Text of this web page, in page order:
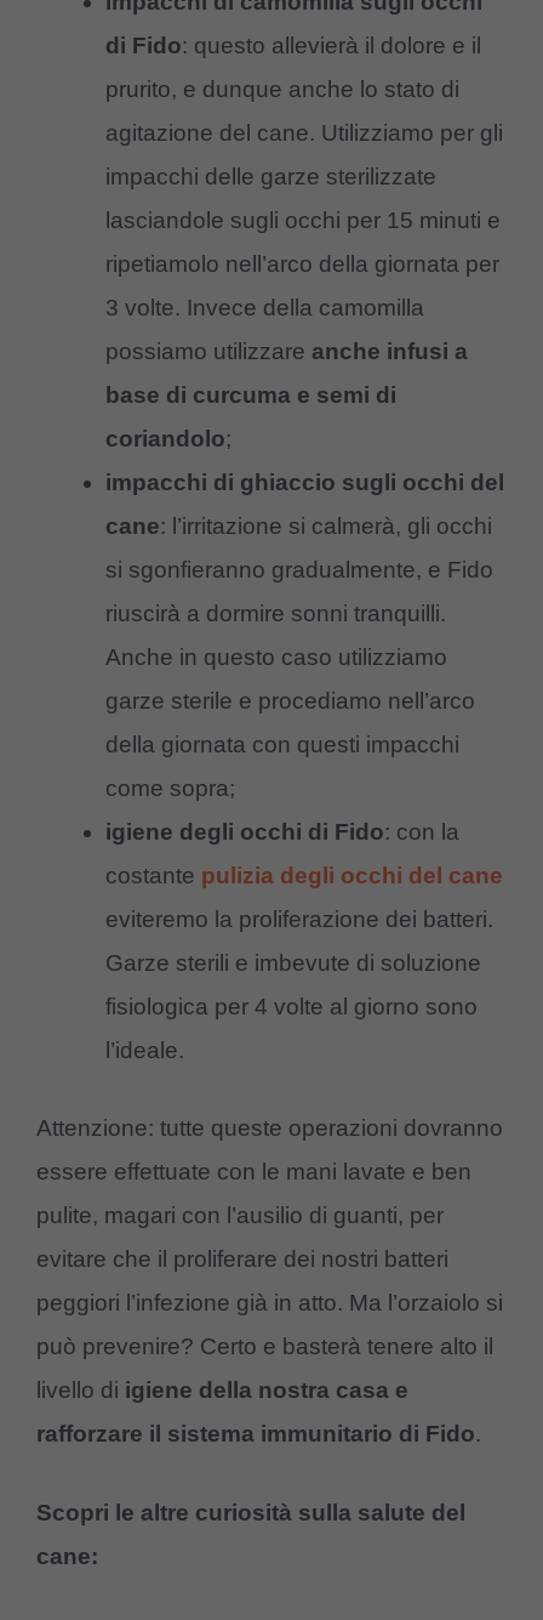
di Fido: questo allevierà il dolore e il
prurito, e dunque anche lo stato di
agitazione del cane. Utilizziamo per gli
impacchi delle garze sterilizzate
lasciandole sugli occhi per 15 minuti e
ripetiamolo nell’arco della giornata per
3 volte. Invece della camomilla
possiamo utilizzare anche infusi a
base di curcuma e semi di
coriandolo;
impacchi di ghiaccio sugli occhi del
cane: l’irritazione si calmerà, gli occhi
si sgonfieranno gradualmente, e Fido
riuscirà a dormire sonni tranquilli.
Anche in questo caso utilizziamo
garze sterile e procediamo nell’arco
della giornata con questi impacchi
come sopra;
igiene degli occhi di Fido: con la
costante pulizia degli occhi del cane
eviteremo la proliferazione dei batteri.
Garze sterili e imbevute di soluzione
fisiologica per 4 volte al giorno sono
l’ideale.
Attenzione: tutte queste operazioni dovranno
essere effettuate con le mani lavate e ben
pulite, magari con l’ausilio di guanti, per
evitare che il proliferare dei nostri batteri
peggiori l’infezione già in atto. Ma l’orzaiolo si
può prevenire? Certo e basterà tenere alto il
livello di igiene della nostra casa e
rafforzare il sistema immunitario di Fido.
Scopri le altre curiosità sulla salute del
cane: